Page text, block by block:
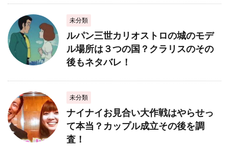
未分類
ルパン三世カリオストロの城のモデ
ル場所は３つの国？クラリスのその
後もネタバレ！
未分類
ナイナイお見合い大作戦はやらせっ
て本当？カップル成立その後を調
査！